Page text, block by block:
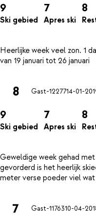
9
Ski gebied
7
Apres ski
8
Heerlijke week veel zon. 1
8 Gast-1227714-01-
9
Ski gebied
7
Apres ski
8
Geweldige week gehad
gevorderd is het heerlijk
7 Gast-1176310-04-